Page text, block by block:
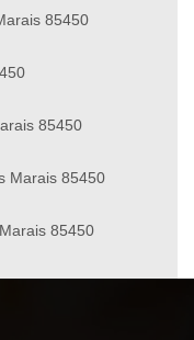
85450
85450
Marais 85450
85450